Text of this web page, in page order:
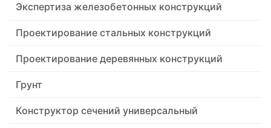
Экспертиза железобетонных конструкций
Проектирование стальных конструкций
Проектирование деревянных конструкций
Грунт
Конструктор сечений универсальный